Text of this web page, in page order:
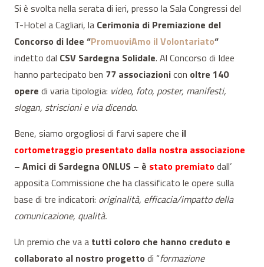
Si è svolta nella serata di ieri, presso la Sala Congressi del
T-Hotel a Cagliari, la Cerimonia di Premiazione del
Concorso di Idee “PromuoviAmo il Volontariato“
indetto dal CSV Sardegna Solidale. Al Concorso di Idee
hanno partecipato ben 77 associazionicon oltre 140
opere di varia tipologia: video, foto, poster, manifesti,
slogan, striscioni e via dicendo.
Bene, siamo orgogliosi di farvi sapere che il
cortometraggio presentato dalla nostra associazione
– Amici di Sardegna ONLUS – è stato premiatodall’
apposita Commissione che ha classificato le opere sulla
base di tre indicatori: originalità, efficacia/impatto della
comunicazione, qualità.
Un premio che va a tutti coloro che hanno creduto e
collaborato al nostro progetto di “formazione